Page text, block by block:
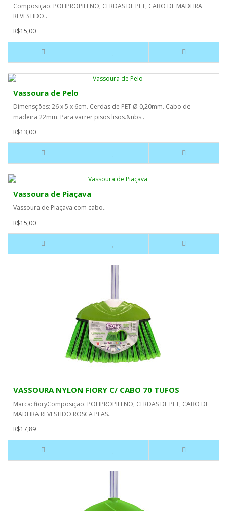
Composição: POLIPROPILENO, CERDAS DE PET, CABO DE MADEIRA
REVESTIDO..
R$15,00
Vassoura de Pelo
Dimensções: 26 x 5 x 6cm. Cerdas de PET Ø 0,20mm. Cabo de
madeira 22mm. Para varrer pisos lisos.&nbs..
R$13,00
Vassoura de Piaçava
Vassoura de Piaçava com cabo..
R$15,00
VASSOURA NYLON FIORY C/ CABO 70 TUFOS
Marca: fioryComposição: POLIPROPILENO, CERDAS DE PET, CABO DE
MADEIRA REVESTIDO ROSCA PLAS..
R$17,89